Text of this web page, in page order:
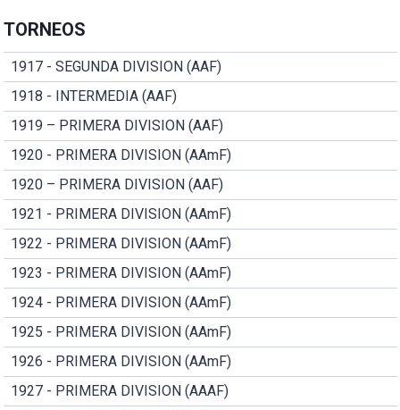
TORNEOS
1917 - SEGUNDA DIVISION (AAF)
1918 - INTERMEDIA (AAF)
1919 – PRIMERA DIVISION (AAF)
1920 - PRIMERA DIVISION (AAmF)
1920 – PRIMERA DIVISION (AAF)
1921 - PRIMERA DIVISION (AAmF)
1922 - PRIMERA DIVISION (AAmF)
1923 - PRIMERA DIVISION (AAmF)
1924 - PRIMERA DIVISION (AAmF)
1925 - PRIMERA DIVISION (AAmF)
1926 - PRIMERA DIVISION (AAmF)
1927 - PRIMERA DIVISION (AAAF)